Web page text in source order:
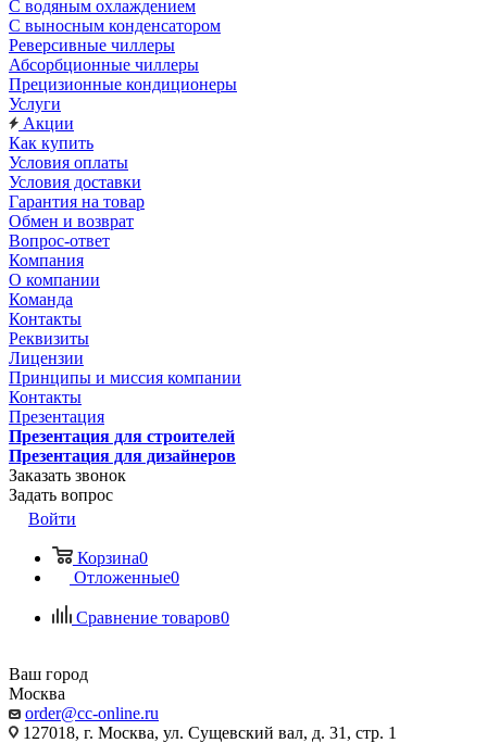
С водяным охлаждением
С выносным конденсатором
Реверсивные чиллеры
Абсорбционные чиллеры
Прецизионные кондиционеры
Услуги
Акции
Как купить
Условия оплаты
Условия доставки
Гарантия на товар
Обмен и возврат
Вопрос-ответ
Компания
О компании
Команда
Контакты
Реквизиты
Лицензии
Принципы и миссия компании
Контакты
Презентация
Презентация для строителей
Презентация для дизайнеров
Заказать звонок
Задать вопрос
Войти
Корзина0
Отложенные0
Сравнение товаров0
Ваш город
Москва
order@cc-online.ru
127018, г. Москва, ул. Сущевский вал, д. 31, стр. 1